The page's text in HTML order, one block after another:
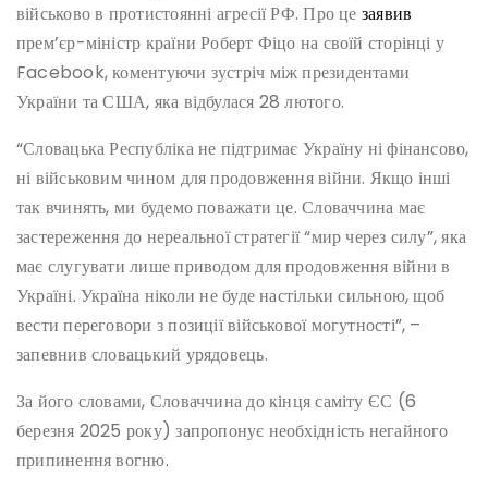
військово в протистоянні агресії РФ. Про це заявив
прем’єр-міністр країни Роберт Фіцо на своїй сторінці у
Facebook, коментуючи зустріч між президентами
України та США, яка відбулася 28 лютого.
“Словацька Республіка не підтримає Україну ні фінансово,
ні військовим чином для продовження війни. Якщо інші
так вчинять, ми будемо поважати це. Словаччина має
застереження до нереальної стратегії “мир через силу”, яка
має слугувати лише приводом для продовження війни в
Україні. Україна ніколи не буде настільки сильною, щоб
вести переговори з позиції військової могутності”, –
запевнив словацький урядовець.
За його словами, Словаччина до кінця саміту ЄС (6
березня 2025 року) запропонує необхідність негайного
припинення вогню.